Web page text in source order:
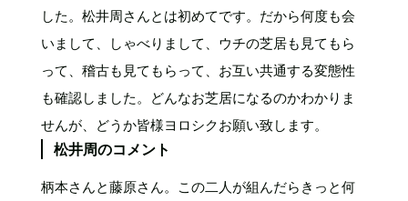
した。松井周さんとは初めてです。だから何度も会
いまして、しゃべりまして、ウチの芝居も見てもら
って、稽古も見てもらって、お互い共通する変態性
も確認しました。どんなお芝居になるのかわかりま
せんが、どうか皆様ヨロシクお願い致します。
松井周のコメント
柄本さんと藤原さん。この二人が組んだらきっと何